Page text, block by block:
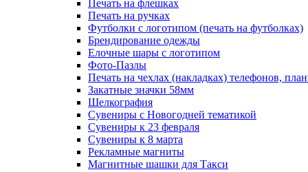
Печать на флешках
Печать на ручках
Футболки с логотипом (печать на футболках)
Брендирование одежды
Елочные шары с логотипом
Фото-Пазлы
Печать на чехлах (накладках) телефонов,
Закатные значки 58мм
Шелкография
Сувениры с Новогодней тематикой
Сувениры к 23 февраля
Сувениры к 8 марта
Рекламные магниты
Магнитные шашки для Такси